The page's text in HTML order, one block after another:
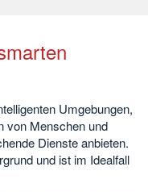
Umgebungen,
von Menschen und
Dienste anbieten.
und ist im Idealfall